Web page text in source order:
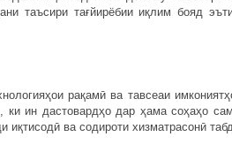
таъсири тағйирёбии иқлим бояд
рақамӣ ва тавсеаи
ки ин дастовардҳо дар ҳама соҳаҳо
иқтисодӣ ва содироти хизматрасонӣ